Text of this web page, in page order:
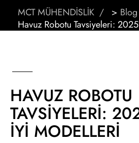
MCT MÜHENDİSLİK > Blog
Havuz Robotu Tavsiyeleri:
HAVUZ ROBOTU
TAVSIYELERI:
İYI MODELLERI